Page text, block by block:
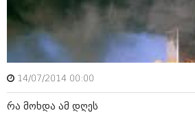
ივლისი 2009 (118)
თებერვალი 0216 (1)
დეკემბერი 0215 (1)
ოქტომბერი 0215 (1)
აგვისტო 0215 (2)
აგვისტო 0212 (1)
ნოემბერი 0201 (1)
14/07/2014 00:00
რა მოხდა ამ დღეს